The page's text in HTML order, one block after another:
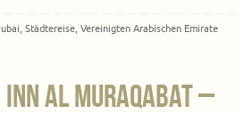
,Städtereise ,Vereinigten Arabischen Emirate
Al Muraqabat –